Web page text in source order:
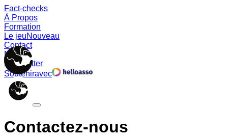
Fact-checks
À Propos
Formation
Le jeuNouveau
Contact
Memes
Newsletter
Souteniravec
Contactez-nous